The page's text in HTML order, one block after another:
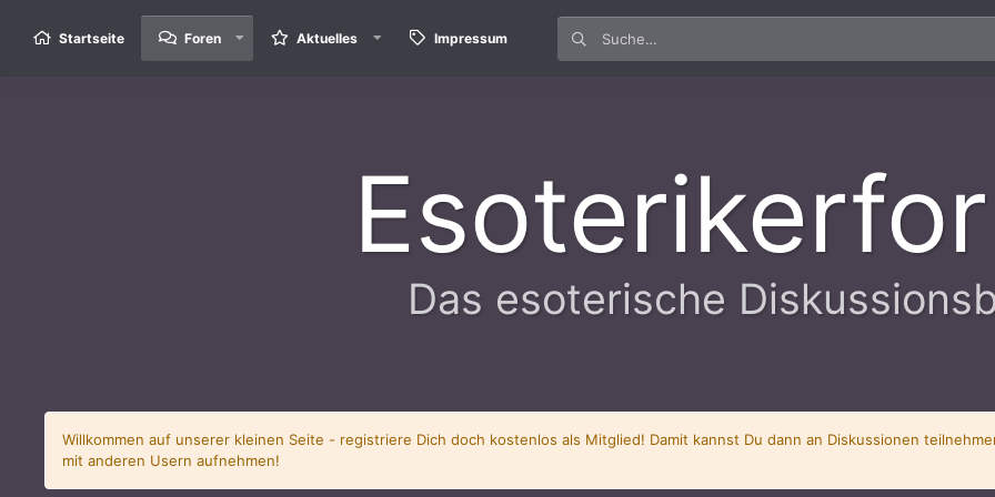
Startseite Foren Aktuelles Impressum
Das esoterische
Willkommen auf unserer kleinen Seite - registriere Dich doch kostenlos als Mitglied! Damit kannst Du dann an Diskussionen
mit anderen Usern aufnehmen!